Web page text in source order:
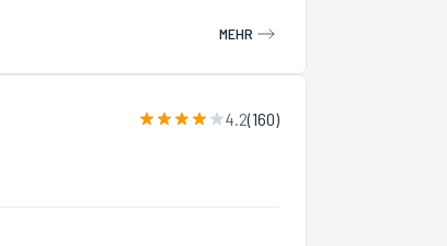
MEHR
4.2(160)